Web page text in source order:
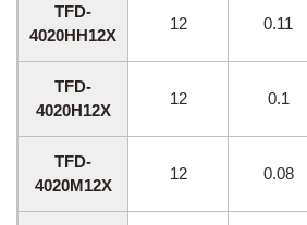
TFD-
4020HH12X
12 0.11
TFD-
4020H12X
12 0.1
TFD-
4020M12X
12 0.08